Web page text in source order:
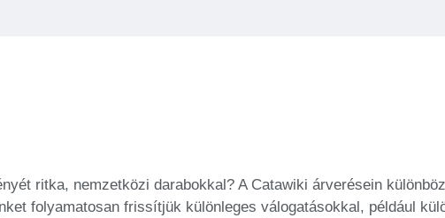
ritka, nemzetközi darabokkal? A Catawiki árverésein
folyamatosan frissítjük különleges válogatásokkal, például